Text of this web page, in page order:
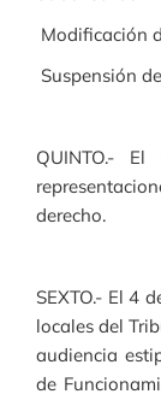
Modificación
Suspensión
QUINTO.-
derecho.
SEXTO.- El 4
locales del
audiencia
de